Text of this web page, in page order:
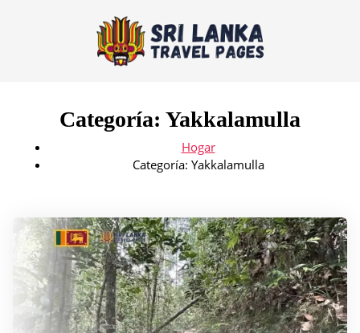
Categoría: Yakkalamulla
Hogar
Categoría: Yakkalamulla